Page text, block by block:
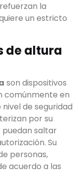
la
un estricto
de altura
son dispositivos
comúnmente en
de seguridad
por su
puedan saltar
Su
personas,
acuerdo a las